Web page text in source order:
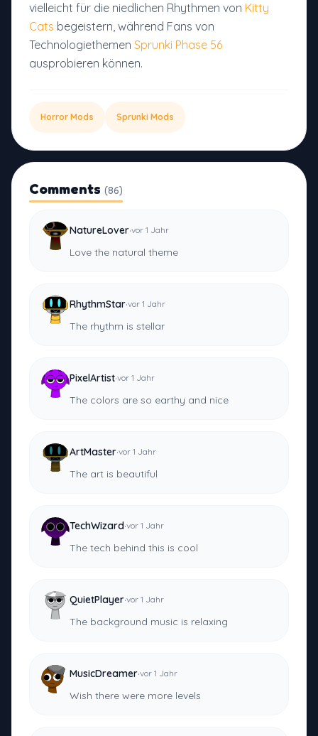
vielleicht für die niedlichen Rhythmen von Kitty
Cats begeistern, während Fans von
Technologiethemen Sprunki Phase 56
ausprobieren können.
Horror Mods Sprunki Mods
Comments (86)
NatureLover·vor 1 Jahr
Love the natural theme
RhythmStar·vor 1 Jahr
The rhythm is stellar
PixelArtist·vor 1 Jahr
The colors are so earthy and nice
ArtMaster·vor 1 Jahr
The art is beautiful
TechWizard·vor 1 Jahr
The tech behind this is cool
QuietPlayer·vor 1 Jahr
The background music is relaxing
MusicDreamer·vor 1 Jahr
Wish there were more levels